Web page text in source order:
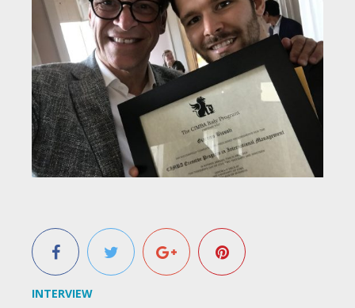
INTERVIEW